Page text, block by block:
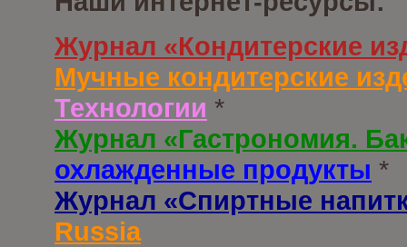
Журнал «Кондитерские
Мучные кондитерские
Технологии *
Журнал «Гастрономия.
охлажденные продукты *
Журнал «Спиртные
Russia